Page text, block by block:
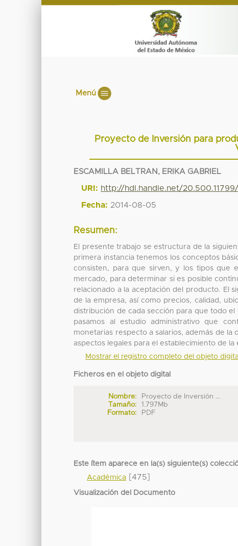
Menú
Proyecto de Inversión para
ESCAMILLA BELTRAN, ERIKA GABRIEL
URI: http://hdl.handle.net/
Fecha: 2014-08-05
Resumen:
El presente trabajo se estructura de la
primera instancia tenemos los conceptos
consisten, para que sirven, y los tipos que
mercado, para determinar si es posible
relacionado a la aceptación del producto. El
de la empresa, así como precios, calidad,
distribución de cada sección para que todo
pasamos al estudio administrativo que
monetarias respecto a salarios, además de
aspectos legales para el establecimiento de la
Mostrar el registro completo del objeto digital
Ficheros en el objeto digital
Nombre:
Proyecto de Inversión ...
Tamaño:
1.797Mb
Formato:
PDF
Este ítem aparece en la(s) siguiente(s)
Académica [475]
Visualización del Documento